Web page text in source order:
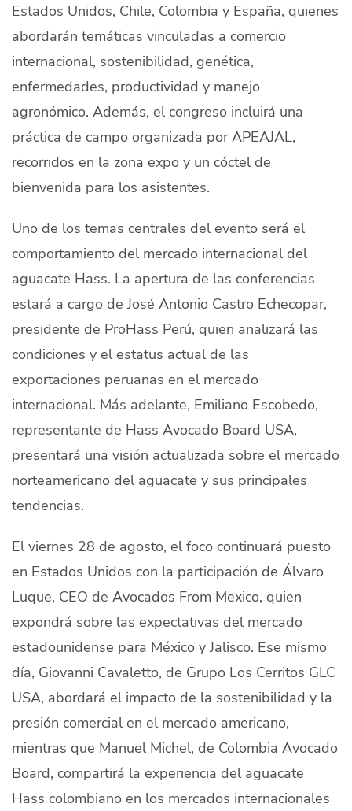
Estados Unidos, Chile, Colombia y España, quienes
abordarán temáticas vinculadas a comercio
internacional, sostenibilidad, genética,
enfermedades, productividad y manejo
agronómico. Además, el congreso incluirá una
práctica de campo organizada por APEAJAL,
recorridos en la zona expo y un cóctel de
bienvenida para los asistentes.
Uno de los temas centrales del evento será el
comportamiento del mercado internacional del
aguacate Hass. La apertura de las conferencias
estará a cargo de José Antonio Castro Echecopar,
presidente de ProHass Perú, quien analizará las
condiciones y el estatus actual de las
exportaciones peruanas en el mercado
internacional. Más adelante, Emiliano Escobedo,
representante de Hass Avocado Board USA,
presentará una visión actualizada sobre el mercado
norteamericano del aguacate y sus principales
tendencias.
El viernes 28 de agosto, el foco continuará puesto
en Estados Unidos con la participación de Álvaro
Luque, CEO de Avocados From Mexico, quien
expondrá sobre las expectativas del mercado
estadounidense para México y Jalisco. Ese mismo
día, Giovanni Cavaletto, de Grupo Los Cerritos GLC
USA, abordará el impacto de la sostenibilidad y la
presión comercial en el mercado americano,
mientras que Manuel Michel, de Colombia Avocado
Board, compartirá la experiencia del aguacate
Hass colombiano en los mercados internacionales